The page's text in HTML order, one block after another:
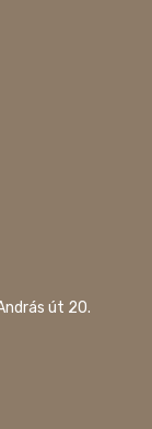
út 20.